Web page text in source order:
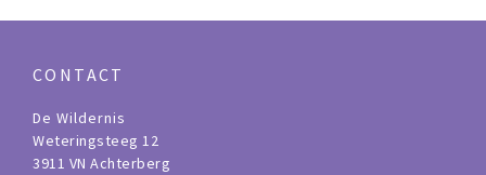
CONTACT
De Wildernis
Weteringsteeg 12
3911 VN Achterberg